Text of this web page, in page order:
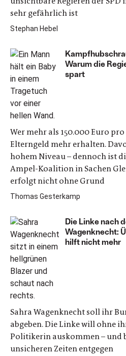
sehr gefährlich ist
Stephan Hebel
Warum die
spart
Wer mehr als 150.000 Euro
Elterngeld mehr erhalten.
hohem Niveau – dennoch ist
Ampel-Koalition in Sachen
erfolgt nicht ohne Grund
Thomas Gesterkamp
Die Linke nach
Wagenknecht:
hilft nicht mehr
Sahra Wagenknecht soll ihr
abgeben. Die Linke will ohne
Politikerin auskommen –
unsicheren Zeiten entgegen